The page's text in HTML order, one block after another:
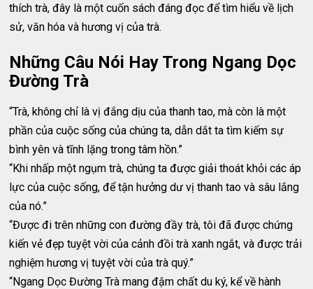
thích trà, đây là một cuốn sách đáng đọc để tìm hiểu về lịch
sử, văn hóa và hương vị của trà.
Những Câu Nói Hay Trong Ngang Dọc
Đường Trà
“Trà, không chỉ là vị đắng dịu của thanh tao, mà còn là một
phần của cuộc sống của chúng ta, dẫn dắt ta tìm kiếm sự
bình yên và tĩnh lặng trong tâm hồn.”
“Khi nhấp một ngụm trà, chúng ta được giải thoát khỏi các áp
lực của cuộc sống, để tận hưởng dư vị thanh tao và sâu lắng
của nó.”
“Được đi trên những con đường đầy trà, tôi đã được chứng
kiến vẻ đẹp tuyệt vời của cảnh đồi trà xanh ngắt, và được trải
nghiệm hương vị tuyệt vời của trà quý.”
“Ngang Dọc Đường Trà mang đậm chất du ký, kể về hành